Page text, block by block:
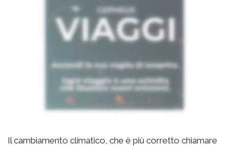
Il cambiamento climatico, che è più corretto chiamare